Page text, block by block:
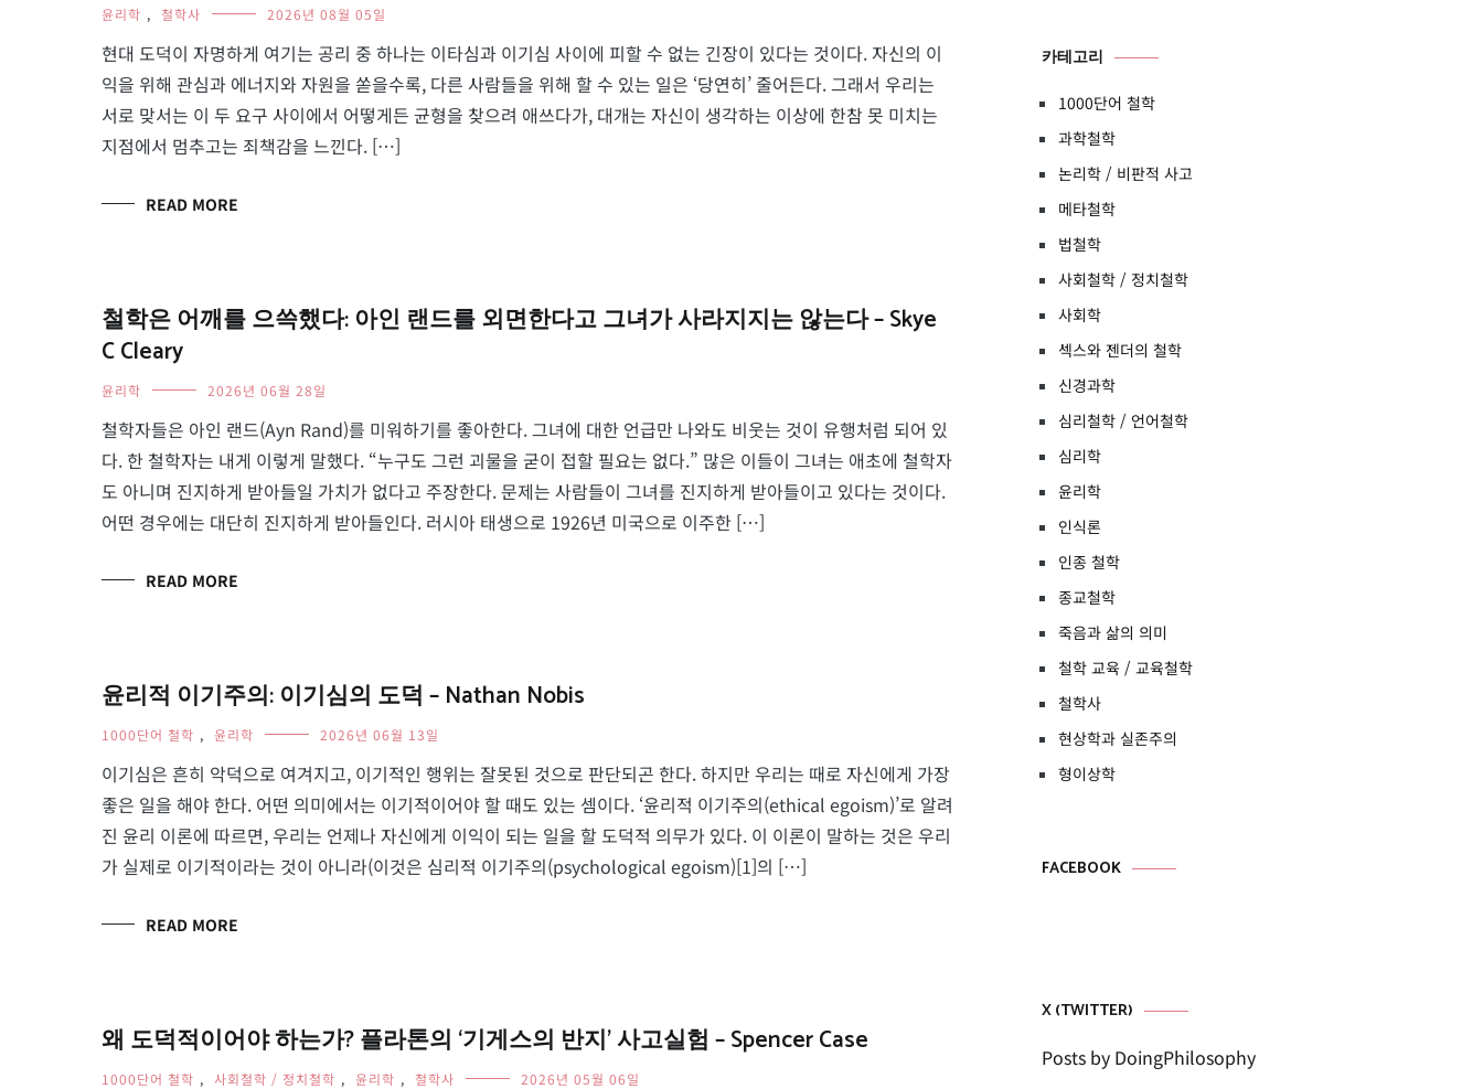
윤리학 , 철학사 2026년 08월 05일
현대 도덕이 자명하게 여기는 공리 중 하나는 이타심과 이기심 사이에 피할 수 없는 긴장이 있다는 것이다. 자신의 이
익을 위해 관심과 에너지와 자원을 쏟을수록, 다른 사람들을 위해 할 수 있는 일은 ‘당연히’ 줄어든다. 그래서 우리는
서로 맞서는 이 두 요구 사이에서 어떻게든 균형을 찾으려 애쓰다가, 대개는 자신이 생각하는 이상에 한참 못 미치는
지점에서 멈추고는 죄책감을 느낀다. […]
READ MORE
철학은 어깨를 으쓱했다: 아인 랜드를 외면한다고 그녀가 사라지지는 않는다 – Skye
C Cleary
윤리학 2026년 06월 28일
철학자들은 아인 랜드(Ayn Rand)를 미워하기를 좋아한다. 그녀에 대한 언급만 나와도 비웃는 것이 유행처럼 되어 있
다. 한 철학자는 내게 이렇게 말했다. “누구도 그런 괴물을 굳이 접할 필요는 없다.” 많은 이들이 그녀는 애초에 철학자
도 아니며 진지하게 받아들일 가치가 없다고 주장한다. 문제는 사람들이 그녀를 진지하게 받아들이고 있다는 것이다.
어떤 경우에는 대단히 진지하게 받아들인다. 러시아 태생으로 1926년 미국으로 이주한 […]
READ MORE
윤리적 이기주의: 이기심의 도덕 – Nathan Nobis
1000단어 철학 , 윤리학 2026년 06월 13일
이기심은 흔히 악덕으로 여겨지고, 이기적인 행위는 잘못된 것으로 판단되곤 한다. 하지만 우리는 때로 자신에게 가장
좋은 일을 해야 한다. 어떤 의미에서는 이기적이어야 할 때도 있는 셈이다. ‘윤리적 이기주의(ethical egoism)’로 알려
진 윤리 이론에 따르면, 우리는 언제나 자신에게 이익이 되는 일을 할 도덕적 의무가 있다. 이 이론이 말하는 것은 우리
가 실제로 이기적이라는 것이 아니라(이것은 심리적 이기주의(psychological egoism)[1]의 […]
READ MORE
왜 도덕적이어야 하는가? 플라톤의 ‘기게스의 반지’ 사고실험 – Spencer Case
1000단어 철학 , 사회철학 / 정치철학 , 윤리학 , 철학사 2026년 05월 06일
카테고리
1000단어 철학
과학철학
논리학 / 비판적 사고
메타철학
법철학
사회철학 / 정치철학
사회학
섹스와 젠더의 철학
신경과학
심리철학 / 언어철학
심리학
윤리학
인식론
인종 철학
종교철학
죽음과 삶의 의미
철학 교육 / 교육철학
철학사
현상학과 실존주의
형이상학
FACEBOOK
X (TWITTER)
Posts by DoingPhilosophy